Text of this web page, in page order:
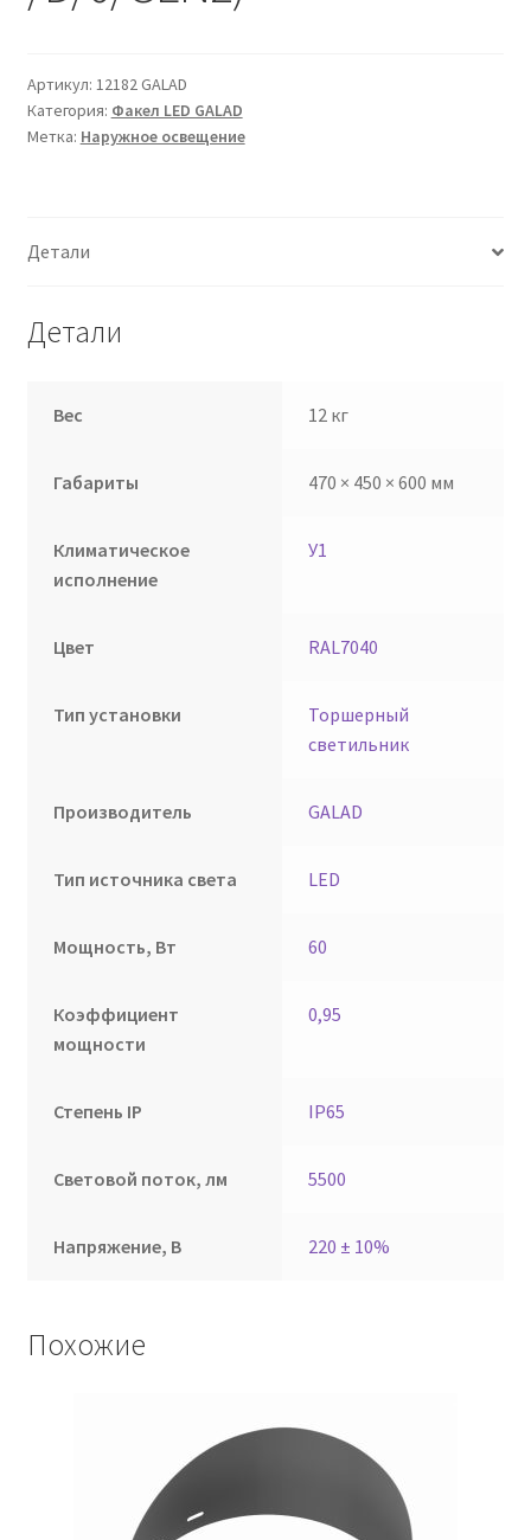
Сертификаты
Таблица выбора вводного щитка
Артикул: 12182 GALAD
Категория: Факел LED GALAD
Метка: Наружное освещение
Детали
Детали
Вес 12 кг
Габариты 470 × 450 × 600 мм
Климатическое
исполнение
У1
Цвет RAL7040
Тип установки
Торшерный
светильник
Производитель GALAD
Тип источника света LED
Мощность, Вт 60
Коэффициент
мощности
0,95
Степень IP IP65
Световой поток, лм 5500
Напряжение, В 220 ± 10%
Похожие